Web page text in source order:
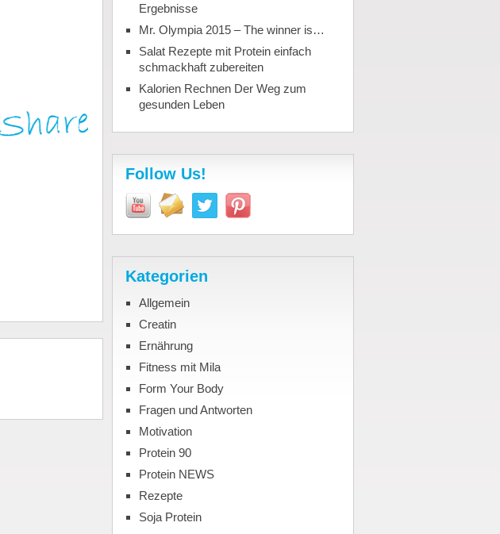
Ergebnisse
Mr. Olympia 2015 – The winner is…
Salat Rezepte mit Protein einfach
schmackhaft zubereiten
Kalorien Rechnen Der Weg zum
gesunden Leben
Follow Us!
Kategorien
Allgemein
Creatin
Ernährung
Fitness mit Mila
Form Your Body
Fragen und Antworten
Motivation
Protein 90
Protein NEWS
Rezepte
Soja Protein